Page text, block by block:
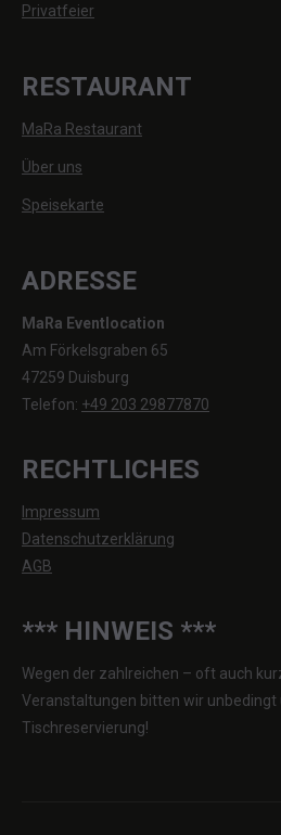
Privatfeier
RESTAURANT
MaRa Restaurant
Über uns
Speisekarte
ADRESSE
MaRa Eventlocation
Am Förkelsgraben 65
47259 Duisburg
Telefon: +49 203 29877870
RECHTLICHES
Impressum
Datenschutzerklärung
AGB
*** HINWEIS ***
Wegen der zahlreichen – oft auch
Veranstaltungen bitten wir
Tischreservierung!